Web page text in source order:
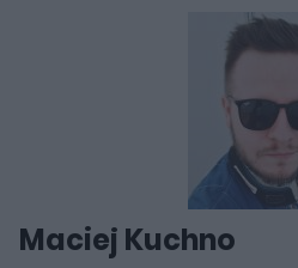
Maciej Kuchno